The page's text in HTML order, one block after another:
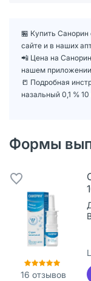
🏪 Купить Санорин
сайте и в наших
📲 Цена на
нашем приложении
📒 Подробная
назальный 0,1 %
Формы
16 отзывов